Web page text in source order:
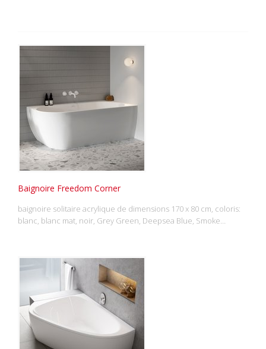
Baignoire Freedom Corner
baignoire solitaire acrylique de dimensions 170 x 80 cm, coloris:
blanc, blanc mat, noir, Grey Green, Deepsea Blue, Smoke…